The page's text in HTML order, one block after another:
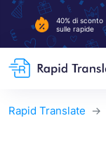
40% di sconto
sulle rapide
Rapid Translate